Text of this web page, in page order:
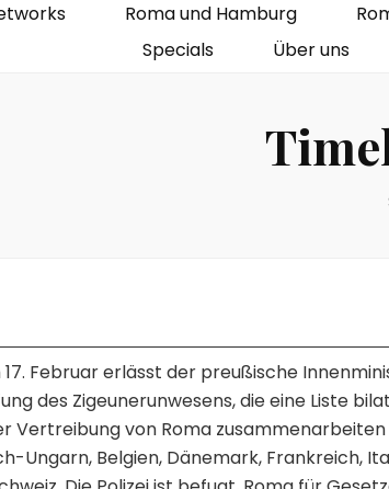
Roma und Hamburg
Specials
Über uns
17. Februar erlässt der preußische
des Zigeunerunwesens, die eine Liste
Vertreibung von Roma
Ungarn, Belgien, Dänemark, Frankreich,